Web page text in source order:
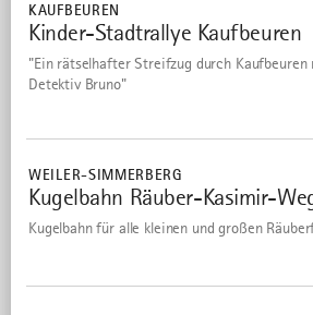
KAUFBEUREN
7
Kinder-Stadtrallye Kaufbeuren
"Ein rätselhafter Streifzug durch Kaufbeuren
Detektiv Bruno"
WEILER-SIMMERBERG
8
Kugelbahn Räuber-Kasimir-
Kugelbahn für alle kleinen und großen